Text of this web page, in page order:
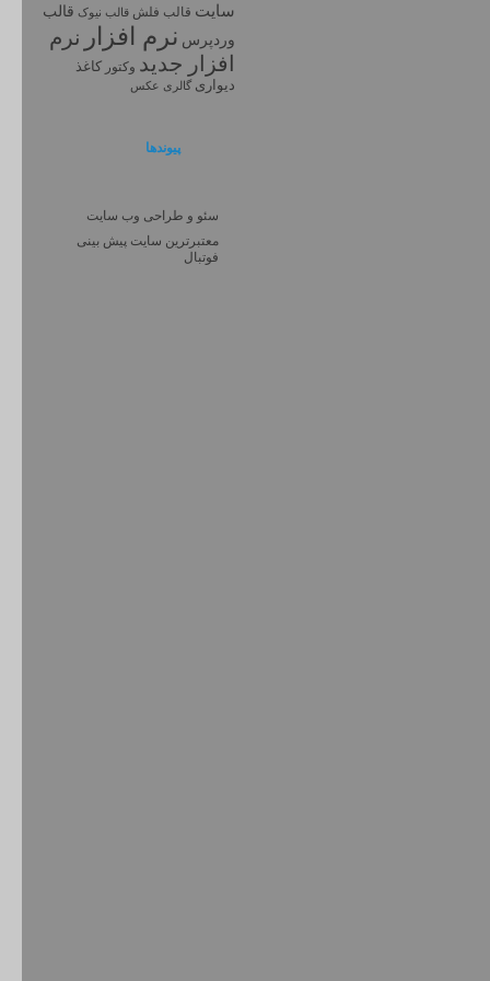
سایت قالب فلش قالب نیوک قالب
وردپرس نرم افزار نرم
افزار جديد وکتور کاغذ
دیواری گالری عکس
پیوندها
سئو و طراحی وب سایت
معتبرترین سایت پیش بینی
فوتبال